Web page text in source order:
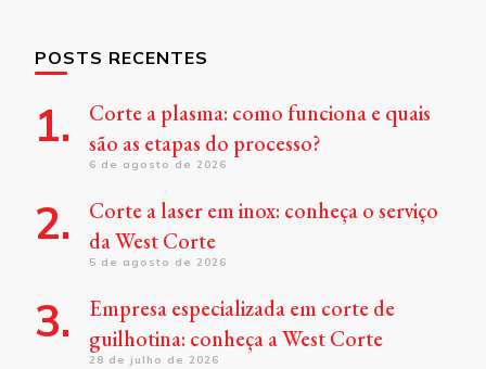
POSTS RECENTES
Corte a plasma: como funciona e quais
são as etapas do processo?
6 de agosto de 2026
Corte a laser em inox: conheça o serviço
da West Corte
5 de agosto de 2026
Empresa especializada em corte de
guilhotina: conheça a West Corte
28 de julho de 2026